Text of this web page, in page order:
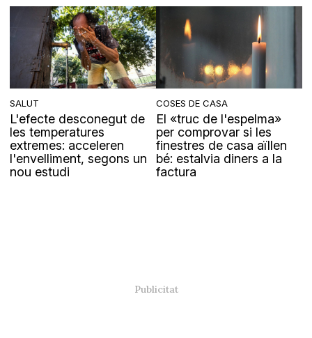
SALUT
L'efecte desconegut de
les temperatures
extremes: acceleren
l'envelliment, segons un
nou estudi
COSES DE CASA
El «truc de l'espelma»
per comprovar si les
finestres de casa aïllen
bé: estalvia diners a la
factura